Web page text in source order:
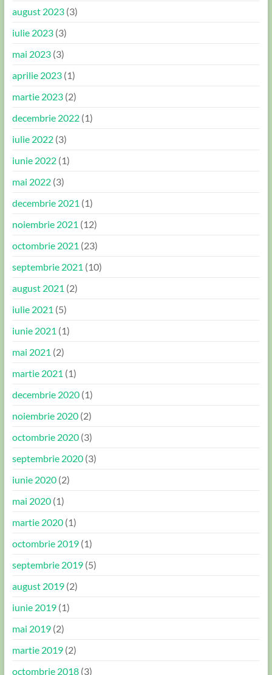
august 2023(3)
iulie 2023(3)
mai 2023(3)
aprilie 2023(1)
martie 2023(2)
decembrie 2022(1)
iulie 2022(3)
iunie 2022(1)
mai 2022(3)
decembrie 2021 (1)
noiembrie 2021 (12)
octombrie 2021 (23)
septembrie 2021 (10)
august 2021 (2)
iulie 2021 (5)
iunie 2021 (1)
mai 2021 (2)
martie 2021 (1)
decembrie 2020(1)
noiembrie 2020(2)
octombrie 2020(3)
septembrie 2020(3)
iunie 2020(2)
mai 2020(1)
martie 2020(1)
octombrie 2019(1)
septembrie 2019(5)
august 2019(2)
iunie 2019(1)
mai 2019(2)
martie 2019(2)
octombrie 2018(3)